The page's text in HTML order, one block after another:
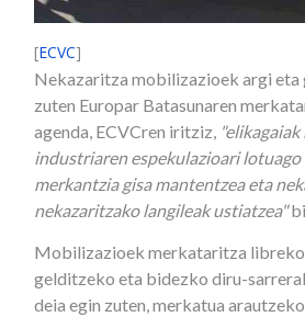
[ECVC]
Nekazaritza mobilizazioek argi eta
zuten Europar Batasunaren
agenda, ECVCren iritziz,
industriaren espekulazioari lotuago
merkantzia gisa mantentzea eta
nekazaritzako langileak ustiatzea"
Mobilizazioek merkataritza
gelditzeko eta bidezko diru-
deia egin zuten, merkatua